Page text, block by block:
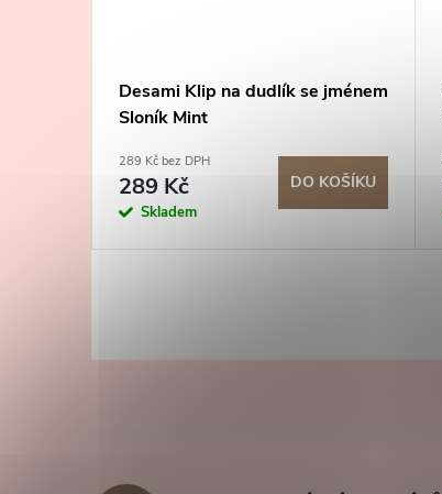
Desami Klip na dudlík se jménem
Sloník Mint
289 Kč bez DPH
289 Kč
Skladem
DO KOŠÍKU